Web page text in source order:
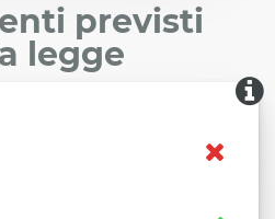
previsti
legge